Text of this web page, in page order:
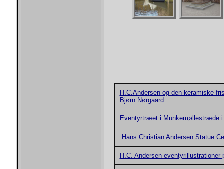
H.C.Andersen og den keramiske
Bjørn Nørgaard
Eventyrtræet i Munkemøllestræde i
Hans Christian Andersen Statue
H.C. Andersen eventyrillustrationer